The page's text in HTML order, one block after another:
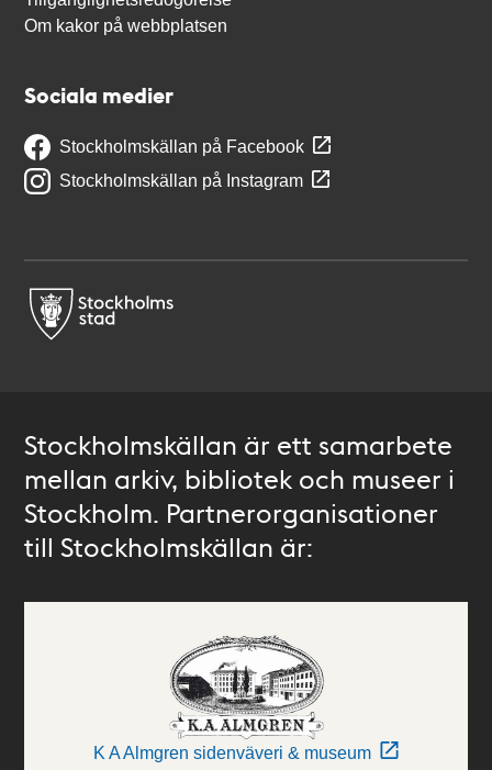
Om kakor på webbplatsen
Sociala medier
Stockholmskällan på Facebook
Stockholmskällan på Instagram
Stockholmskällan är ett samarbete
mellan arkiv, bibliotek och museer i
Stockholm. Partnerorganisationer
till Stockholmskällan är:
K A Almgren sidenväveri & museum